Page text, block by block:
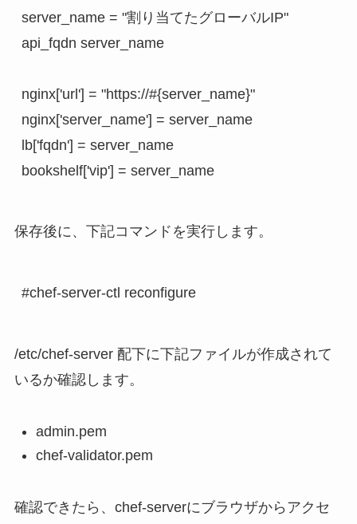
server_name = "割り当てたグローバルIP"
api_fqdn server_name
nginx['url'] = "https://#{server_name}"
nginx['server_name'] = server_name
lb['fqdn'] = server_name
bookshelf['vip'] = server_name
保存後に、下記コマンドを実行します。
#chef-server-ctl reconfigure
/etc/chef-server 配下に下記ファイルが作成されて
いるか確認します。
admin.pem
chef-validator.pem
確認できたら、chef-serverにブラウザからアクセ